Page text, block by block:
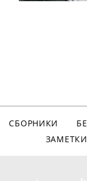
СБОРНИКИ
ЗАМЕТКИ